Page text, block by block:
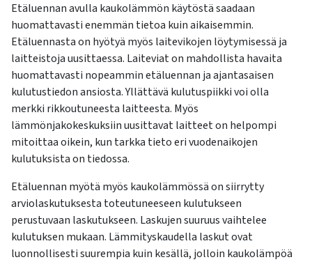
Etäluennan avulla kaukolämmön käytöstä saadaan
huomattavasti enemmän tietoa kuin aikaisemmin.
Etäluennasta on hyötyä myös laitevikojen löytymisessä ja
laitteistoja uusittaessa. Laiteviat on mahdollista havaita
huomattavasti nopeammin etäluennan ja ajantasaisen
kulutustiedon ansiosta. Yllättävä kulutuspiikki voi olla
merkki rikkoutuneesta laitteesta. Myös
lämmönjakokeskuksiin uusittavat laitteet on helpompi
mitoittaa oikein, kun tarkka tieto eri vuodenaikojen
kulutuksista on tiedossa.
Etäluennan myötä myös kaukolämmössä on siirrytty
arviolaskutuksesta toteutuneeseen kulutukseen
perustuvaan laskutukseen. Laskujen suuruus vaihtelee
kulutuksen mukaan. Lämmityskaudella laskut ovat
luonnollisesti suurempia kuin kesällä, jolloin kaukolämpöä